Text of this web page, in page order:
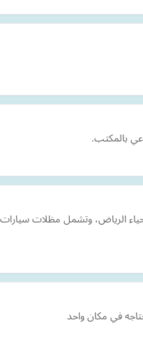
بالمكتب.
الرياض، وتشمل مظلات
في مكان واحد